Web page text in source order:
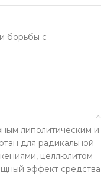
борьбы с
липолитическим и
для радикальной
целлюлитом
эффект средства